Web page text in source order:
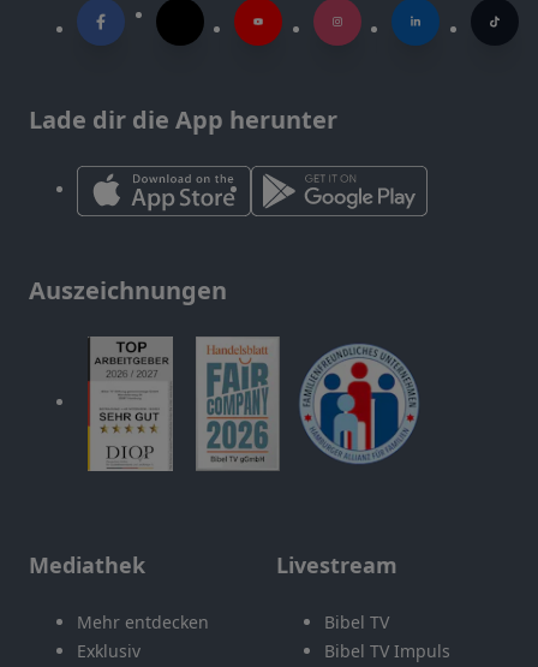
Lade dir die App herunter
Auszeichnungen
Mediathek
Mehr entdecken
Exklusiv
Livestream
Bibel TV
Bibel TV Impuls